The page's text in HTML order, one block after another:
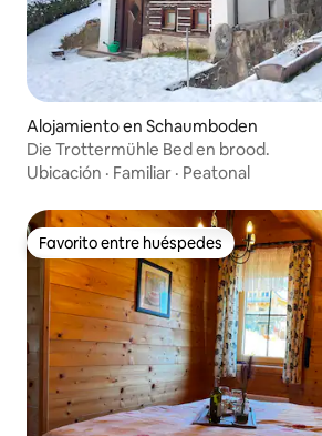
Alojamiento en Schaumboden
Die Trottermühle Bed en brood.
Ubicación · Familiar · Peatonal
Favorito entre huéspedes
Favorito entre huéspedes